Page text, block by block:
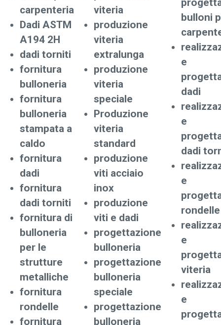
carpenteria
Dadi ASTM
A194 2H
dadi torniti
fornitura
bulloneria
fornitura
bulloneria
stampata a
caldo
fornitura
dadi
fornitura
dadi torniti
fornitura di
bulloneria
per le
strutture
metalliche
fornitura
rondelle
fornitura
viteria
produzione
viteria
extralunga
produzione
viteria
speciale
Produzione
viteria
standard
produzione
viti acciaio
inox
produzione
viti e dadi
progettazione
bulloneria
progettazione
bulloneria
speciale
progettazione
bulloneria
bulloni
e
dadi
e
dadi
e
rondelle
e
viteria
e